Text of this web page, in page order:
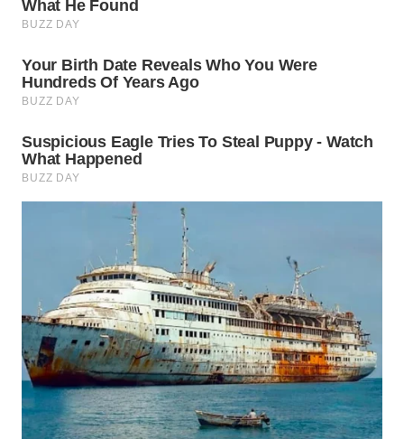
LANGKAT
WN
TAPANULI
SELATAN
WN
TANJUNG
LESUNG
WN
SIMALUNGUN
WN
LABUHANBATU
WN